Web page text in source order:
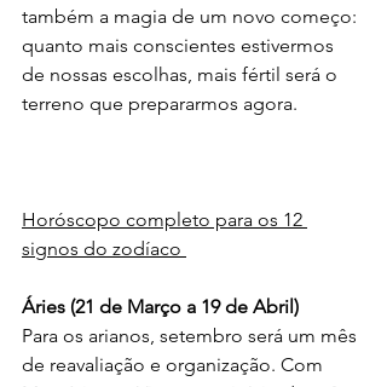
também a magia de um novo começo:
quanto mais conscientes estivermos
de nossas escolhas, mais fértil será o
terreno que prepararmos agora.
Horóscopo completo para os 12
signos do zodíaco
Áries (21 de Março a 19 de Abril)
Para os arianos, setembro será um mês
de reavaliação e organização. Com